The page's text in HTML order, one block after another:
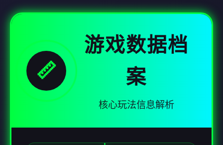
📏
游戏数据档
案
核心玩法信息解析